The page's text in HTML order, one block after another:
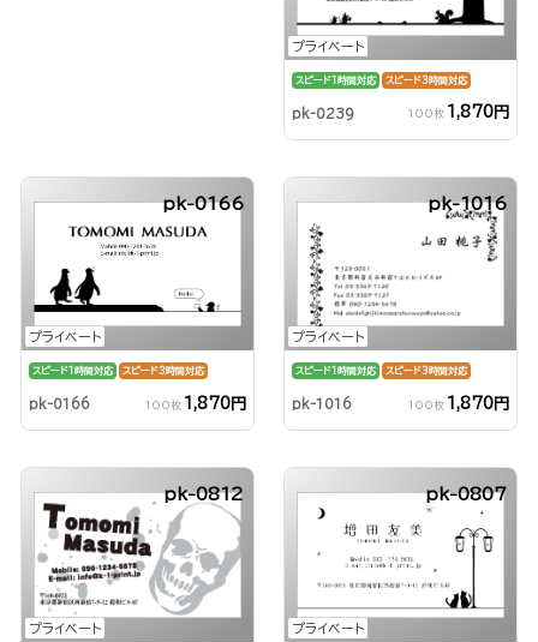
プライベート
スピード1時間対応 スピード3時間対応
pk-0239 100枚 1,870円
プライベート
pk-0166
スピード1時間対応 スピード3時間対応
pk-0166 100枚 1,870円
プライベート
pk-1016
スピード1時間対応 スピード3時間対応
pk-1016 100枚 1,870円
プライベート
pk-0812
プライベート
pk-0807